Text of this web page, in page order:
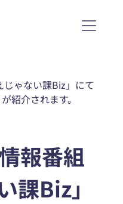
じゃない課Biz」にて
紹介されます。
報番組
課Biz」